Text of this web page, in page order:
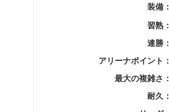
装備：
習熟：
連勝：
アリーナポイント：
最大の複雑さ：
耐久：